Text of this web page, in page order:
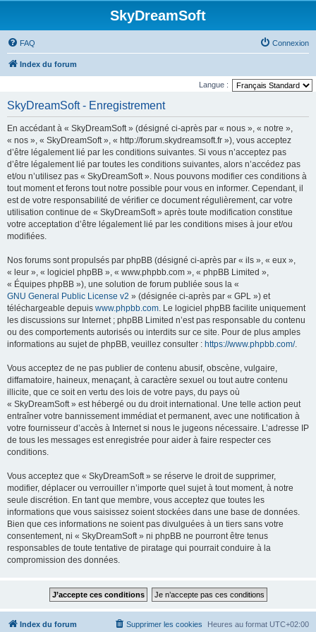
SkyDreamSoft
FAQ Connexion
Index du forum
Langue :
SkyDreamSoft - Enregistrement
En accédant à « SkyDreamSoft » (désigné ci-après par « nous », « notre »,
« nos », « SkyDreamSoft », « http://forum.skydreamsoft.fr »), vous acceptez
d’être légalement lié par les conditions suivantes. Si vous n’acceptez pas
d’être légalement lié par toutes les conditions suivantes, alors n’accédez pas
et/ou n’utilisez pas « SkyDreamSoft ». Nous pouvons modifier ces conditions à
tout moment et ferons tout notre possible pour vous en informer. Cependant, il
est de votre responsabilité de vérifier ce document régulièrement, car votre
utilisation continue de « SkyDreamSoft » après toute modification constitue
votre acceptation d’être légalement lié par les conditions mises à jour et/ou
modifiées.
Nos forums sont propulsés par phpBB (désigné ci-après par « ils », « eux »,
« leur », « logiciel phpBB », « www.phpbb.com », « phpBB Limited »,
« Équipes phpBB »), une solution de forum publiée sous la «
GNU General Public License v2 » (désignée ci-après par « GPL ») et
téléchargeable depuis www.phpbb.com. Le logiciel phpBB facilite uniquement
les discussions sur Internet ; phpBB Limited n’est pas responsable du contenu
ou des comportements autorisés ou interdits sur ce site. Pour de plus amples
informations au sujet de phpBB, veuillez consulter : https://www.phpbb.com/.
Vous acceptez de ne pas publier de contenu abusif, obscène, vulgaire,
diffamatoire, haineux, menaçant, à caractère sexuel ou tout autre contenu
illicite, que ce soit en vertu des lois de votre pays, du pays où
« SkyDreamSoft » est hébergé ou du droit international. Une telle action peut
entraîner votre bannissement immédiat et permanent, avec une notification à
votre fournisseur d’accès à Internet si nous le jugeons nécessaire. L’adresse IP
de tous les messages est enregistrée pour aider à faire respecter ces
conditions.
Vous acceptez que « SkyDreamSoft » se réserve le droit de supprimer,
modifier, déplacer ou verrouiller n’importe quel sujet à tout moment, à notre
seule discrétion. En tant que membre, vous acceptez que toutes les
informations que vous saisissez soient stockées dans une base de données.
Bien que ces informations ne soient pas divulguées à un tiers sans votre
consentement, ni « SkyDreamSoft » ni phpBB ne pourront être tenus
responsables de toute tentative de piratage qui pourrait conduire à la
compromission des données.
Index du forum Heures au format UTC+02:00
Supprimer les cookies